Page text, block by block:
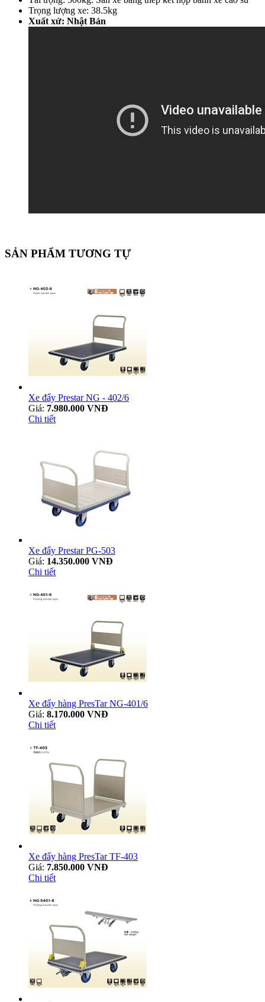
Trọng lượng xe: 38.5kg
Xuất xứ: Nhật Bản
SẢN PHẨM TƯƠNG TỰ
Xe đẩy Prestar NG - 402/6
Giá: 7.980.000 VNĐ
Chi tiết
Xe đẩy Prestar PG-503
Giá: 14.350.000 VNĐ
Chi tiết
Xe đẩy hàng PresTar NG-401/6
Giá: 8.170.000 VNĐ
Chi tiết
Xe đẩy hàng PresTar TF-403
Giá: 7.850.000 VNĐ
Chi tiết